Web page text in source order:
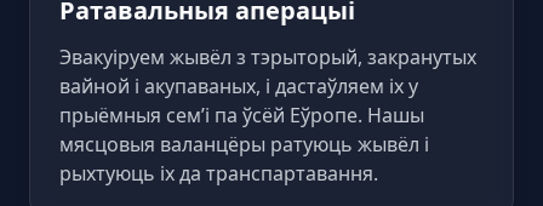
Ратавальныя аперацыі
Эвакуіруем жывёл з тэрыторый, закранутых
вайной і акупаваных, і дастаўляем іх у
прыёмныя сем’і па ўсёй Еўропе. Нашы
мясцовыя валанцёры ратуюць жывёл і
рыхтуюць іх да транспартавання.